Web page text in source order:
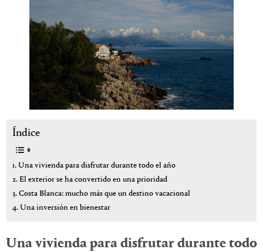
Índice
Una vivienda para disfrutar durante todo el año
El exterior se ha convertido en una prioridad
Costa Blanca: mucho más que un destino vacacional
Una inversión en bienestar
Una vivienda para disfrutar durante todo